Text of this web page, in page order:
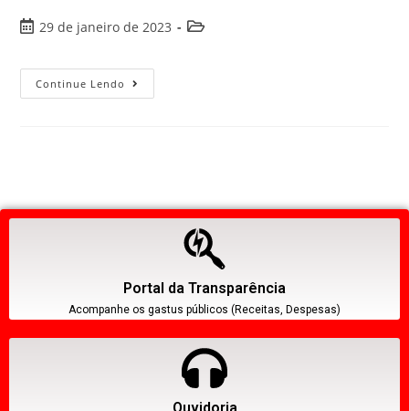
29 de janeiro de 2023
Continue Lendo
Portal da Transparência
Acompanhe os gastus públicos (Receitas, Despesas)